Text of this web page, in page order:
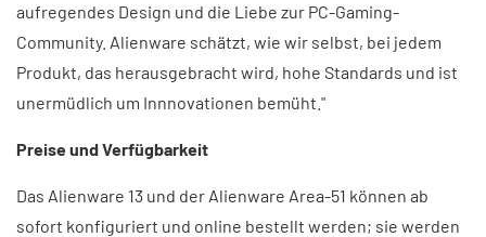
aufregendes Design und die Liebe zur PC-Gaming-
Community. Alienware schätzt, wie wir selbst, bei jedem
Produkt, das herausgebracht wird, hohe Standards und ist
unermüdlich um Innnovationen bemüht."
Preise und Verfügbarkeit
Das Alienware 13 und der Alienware Area-51 können ab
sofort konfiguriert und online bestellt werden; sie werden